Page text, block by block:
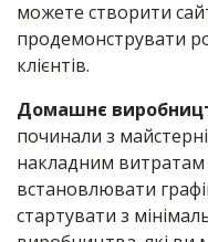
можете створити
продемонструвати
клієнтів.
Домашнє
починали з
накладним витратам
встановлювати
стартувати з